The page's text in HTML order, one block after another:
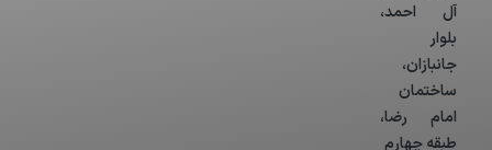
آل احمد،
بلوار
جانبازان،
ساختمان
امام رضا،
طبقه چهارم